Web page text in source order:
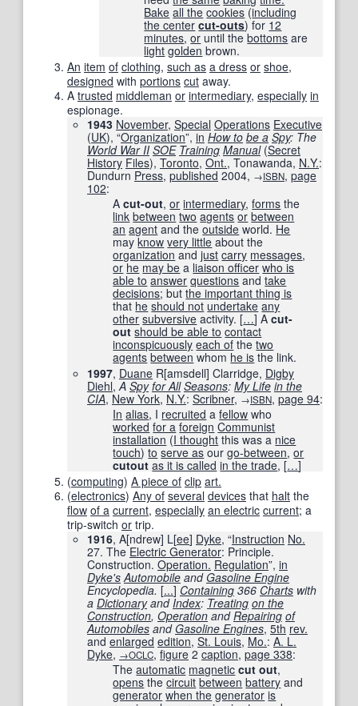
Bake all the cookies (including
the center cut-outs) for 12
minutes,or until thebottoms are
light golden brown.
An item of clothing, such as a dress or shoe,
designed with portions cut away.
A trusted middleman or intermediary, especially in
espionage.
1943 November, Special Operations Executive
(UK), “Organization”, in How to be a Spy: The
World War II SOE Training Manual(Secret
History Files), Toronto, Ont., Tonawanda, N.Y.:
Dundurn Press, published 2004, →ISBN, page
102:
Acut-out,or intermediary,forms the
link between two agents or between
an agent and theoutside world. He
mayknow very little about the
organization andjust carry messages,
or he may be a liaison officer who is
able to answer questions andtake
decisions; butthe important thing is
that he should not undertake any
other subversive activity. […] Acut-
out should be able to contact
inconspicuously each of thetwo
agents between whom he is the link.
1997, Duane R[amsdell] Clarridge, Digby
Diehl,A Spy for All Seasons: My Life in the
CIA, New York, N.Y.: Scribner, →ISBN, page 94:
In alias, I recruited afellow who
worked for a foreign Communist
installation (I thought this was a nice
touch)to serve as ourgo-between,or
cutout as it is called in the trade, […]
(computing) A piece of clip art.
(electronics) Any of several devices that halt the
flow of a current, especially an electric current; a
trip-switch or trip.
1916, A[ndrew] L[ee] Dyke, “Instruction No.
27. The Electric Generator: Principle.
Construction. Operation. Regulation”, in
Dyke's Automobile andGasoline Engine
Encyclopedia. [...] Containing 366 Charts with
a DictionaryandIndex: Treating on the
Construction, Operation andRepairing of
Automobiles andGasoline Engines, 5th rev.
and enlarged edition, St. Louis, Mo.: A. L.
Dyke, →OCLC, figure 2 caption, page 338:
Theautomatic magnetic cut out,
opens thecircuit between battery and
generator when the generator is